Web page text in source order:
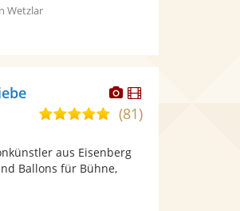
Wetzlar
Dieser
Künstler
stellt
bereit.
Dieser
Künstler
5,0
5
Sternen
(81)
aus Eisenberg
Ballons für Bühne,